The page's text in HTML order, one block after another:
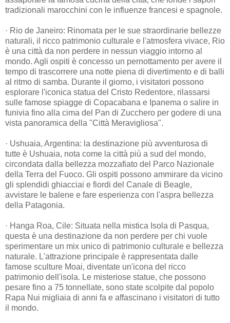
tradizionali marocchini con le influenze francesi e spagnole.
· Rio de Janeiro: Rinomata per le sue straordinarie bellezze
naturali, il ricco patrimonio culturale e l'atmosfera vivace, Rio
è una città da non perdere in nessun viaggio intorno al
mondo. Agli ospiti è concesso un pernottamento per avere il
tempo di trascorrere una notte piena di divertimento e di balli
al ritmo di samba. Durante il giorno, i visitatori possono
esplorare l'iconica statua del Cristo Redentore, rilassarsi
sulle famose spiagge di Copacabana e Ipanema o salire in
funivia fino alla cima del Pan di Zucchero per godere di una
vista panoramica della "Città Meravigliosa".
· Ushuaia, Argentina: la destinazione più avventurosa di
tutte è Ushuaia, nota come la città più a sud del mondo,
circondata dalla bellezza mozzafiato del Parco Nazionale
della Terra del Fuoco. Gli ospiti possono ammirare da vicino
gli splendidi ghiacciai e fiordi del Canale di Beagle,
avvistare le balene e fare esperienza con l'aspra bellezza
della Patagonia.
· Hanga Roa, Cile: Situata nella mistica Isola di Pasqua,
questa è una destinazione da non perdere per chi vuole
sperimentare un mix unico di patrimonio culturale e bellezza
naturale. L'attrazione principale è rappresentata dalle
famose sculture Moai, diventate un'icona del ricco
patrimonio dell'isola. Le misteriose statue, che possono
pesare fino a 75 tonnellate, sono state scolpite dal popolo
Rapa Nui migliaia di anni fa e affascinano i visitatori di tutto
il mondo.